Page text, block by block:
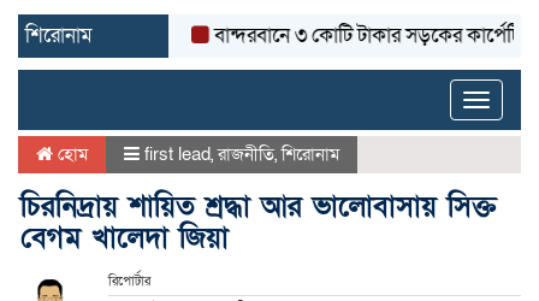
শিরোনাম বান্দরবানে ৩ কোটি টাকার সড়কের কার্পেটিং উঠে
Toggle
হোম first lead,রাজনীতি,শিরোনাম
চিরনিদ্রায় শায়িত শ্রদ্ধা আর ভালোবাসায় সিক্ত
বেগম খালেদা জিয়া
রিপোর্টার